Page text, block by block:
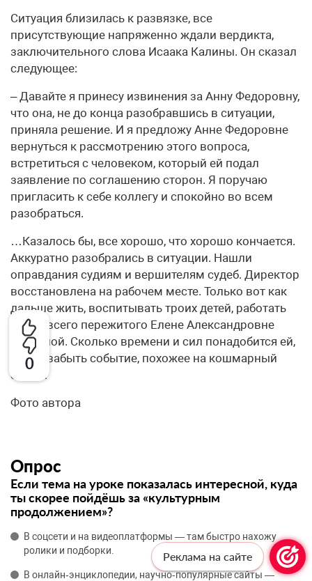
0
Ситуация близилась к развязке, все
присутствующие напряженно ждали вердикта,
заключительного слова Исаака Калины. Он сказал
следующее:
– Давайте я принесу извинения за Анну Федоровну,
что она, не до конца разобравшись в ситуации,
приняла решение. И я предложу Анне Федоровне
вернуться к рассмотрению этого вопроса,
встретиться с человеком, который ей подал
заявление по соглашению сторон. Я поручаю
пригласить к себе коллегу и спокойно во всем
разобраться.
…Казалось бы, все хорошо, что хорошо кончается.
Аккуратно разобрались в ситуации. Нашли
оправдания судиям и вершителям судеб. Директор
восстановлена на рабочем месте. Только вот как
дальше жить, воспитывать троих детей, работать
после всего пережитого Елене Александровне
Травиной. Сколько времени и сил понадобится ей,
чтобы забыть событие, похожее на кошмарный
сон?…
Фото автора
Опрос
Если тема на уроке показалась интересной, куда
ты скорее пойдёшь за «культурным
продолжением»?
В соцсети и на видеоплатформы — там быстро нахожу
ролики и подборки.
В онлайн‑энциклопедии, научно‑популярные сайты —
Реклама на сайте